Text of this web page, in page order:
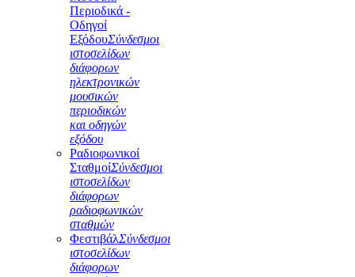
Περιοδικά -
Οδηγοί
ΕξόδουΣύνδεσμοι
ιστοσελίδων
διάφορων
ηλεκτρονικών
μουσικών
περιοδικών
και οδηγών
εξόδου
Ραδιοφωνικοί
ΣταθμοίΣύνδεσμοι
ιστοσελίδων
διάφορων
ραδιοφωνικών
σταθμών
ΦεστιβάλΣύνδεσμοι
ιστοσελίδων
διάφορων